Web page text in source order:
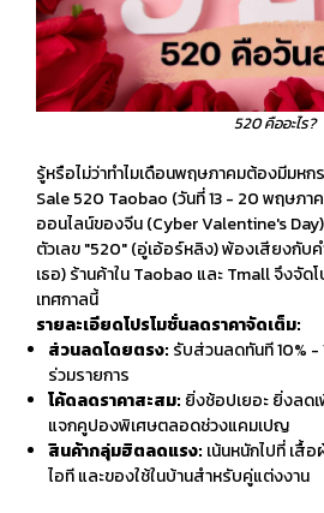
520 คืออะไร?
รู้หรือไม่ว่าทำไมเดือนพฤษภาคมต้องมีมห
Sale 520 Taobao (วันที่ 13 - 20 พฤษภา
ออนไลน์ของจีน (Cyber Valentine's
ตัวเลข "520" (อู่เอ้อร์หลิง) พ้องเสียงกับ
เธอ) ร้านค้าใน Taobao และ Tmall จึงจั
เทศกาลนี้
รายละเอียดโปรโมชั่นลดราคาจัดเต็ม:
ส่วนลดโดยตรง: รับส่วนลดทันที 10% -
ร่วมรายการ
โค้ดลดราคาสะสม: ยิ่งช้อปเยอะ ยิ่งลด
แจกคูปองพิเศษตลอดช่วงแคมเปญ
สินค้ากลุ่มฮิตลดแรง: เน้นหนักไปที่ เสื้
ไอที และของใช้ในบ้านสำหรับคู่แต่งงาน